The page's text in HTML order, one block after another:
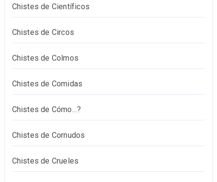
Chistes de Científicos
Chistes de Circos
Chistes de Colmos
Chistes de Comidas
Chistes de Cómo…?
Chistes de Cornudos
Chistes de Crueles